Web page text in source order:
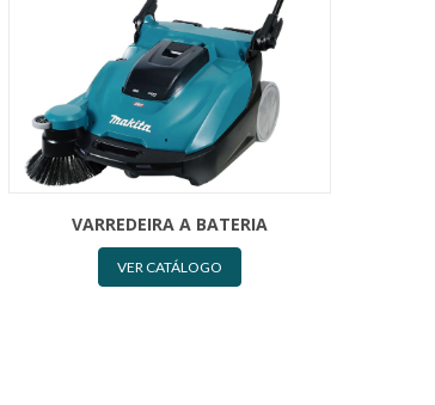
VARREDEIRA A BATERIA
VER CATÁLOGO